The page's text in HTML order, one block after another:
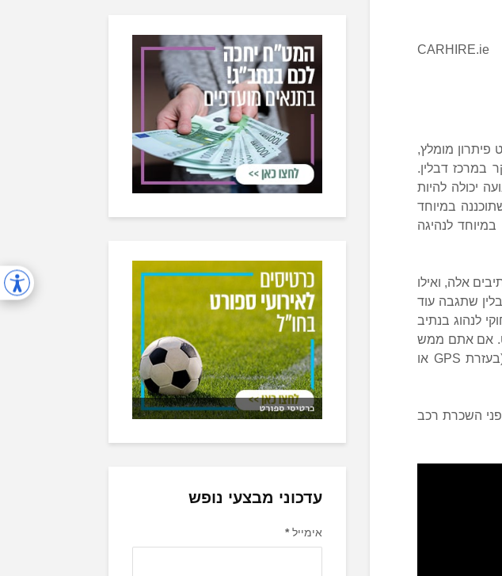
פיתרון מומלץ,
במרכז דבלין.
יכולה להיות
במיוחד
לנהיגה
אלה, ואילו
שתגבה עוד
לנהוג בנתיב
אם אתם ממש
חייבים להגיע למרכז דבלין ברכב, כדאי לברר פרטים לגבי המסלול הנדרש (בעזרת GPS או
השכרת רכב
כרטיסי ספורט
עדכוני מבצעי נופש
אימייל*